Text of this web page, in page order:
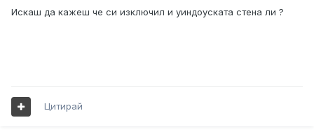
Искаш да кажеш че си изключил и уиндоуската стена ли ?
Цитирай